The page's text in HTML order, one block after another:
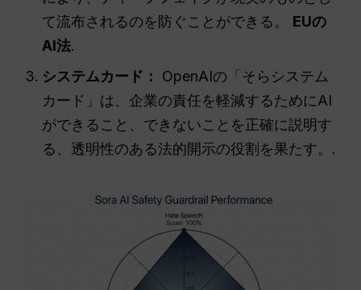
て流布されるのを防ぐことができる。 EUの
AI法.
システムカード：
OpenAIの「そらシステム
カード」は、企業の責任を軽減するためにAI
ができること、できないことを正確に説明す
る、透明性のある法的開示の役割を果たす。.